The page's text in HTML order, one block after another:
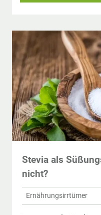
Stevia als
nicht?
Ernährungsirrtümer